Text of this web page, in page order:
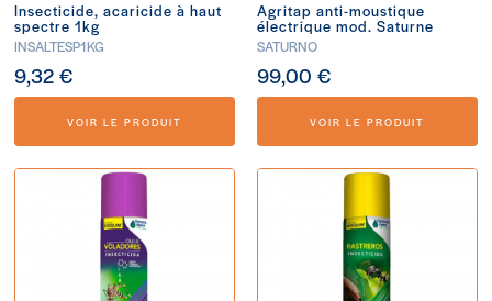
Insecticide, acaricide à haut
spectre 1kg
INSALTESP1KG
9,32 €
VOIR LE PRODUIT
Agritap anti-moustique
électrique mod. Saturne
SATURNO
99,00 €
VOIR LE PRODUIT